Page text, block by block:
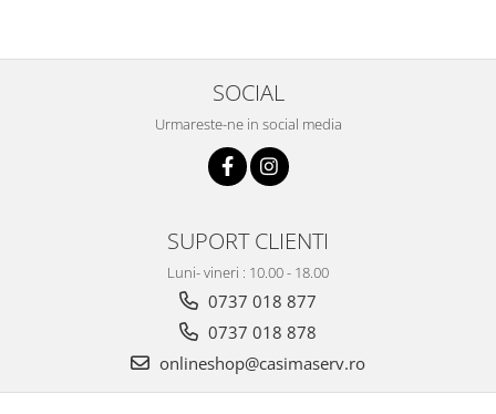
SOCIAL
Urmareste-ne in social media
SUPORT CLIENTI
Luni- vineri : 10.00 - 18.00
0737 018 877
0737 018 878
onlineshop@casimaserv.ro